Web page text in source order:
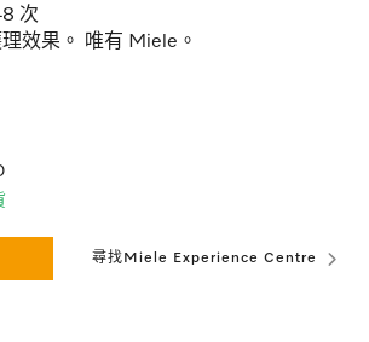
次
效果。 唯有 Miele。
尋找Miele Experience Centre